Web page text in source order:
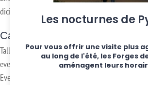
diciembre de 2016
Categorías
Talleres semanales
eventos
Eventos
Les nocturnes de
Pour vous offrir une visite plus
au long de l'été, les Forges
aménagent leurs